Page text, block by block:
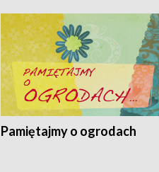
Pamiętajmy o ogrodach